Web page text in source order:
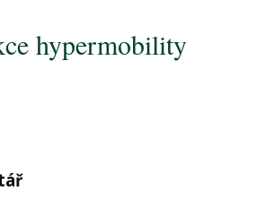
hypermobility